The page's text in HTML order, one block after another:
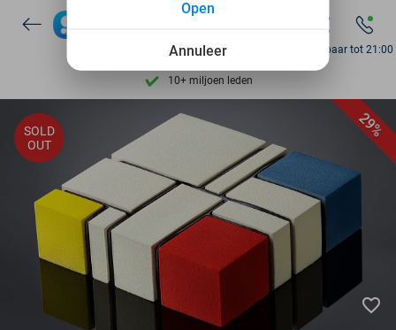
7 dagen per week beschikbaar
10+ miljoen leden
9,4 op basis van
7 dagen per week beschikbaar
10+ miljoen leden
Bereikbaar tot 21:00
29%
SOLD
OUT
favorite_border
Annuleer
Open